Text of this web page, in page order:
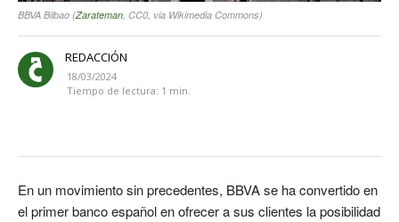
BBVA Bilbao (Zarateman, CC0, via Wikimedia Commons)
REDACCIÓN
18/03/2024
Tiempo de lectura: 1 min.
En un movimiento sin precedentes, BBVA se ha convertido en
el primer banco español en ofrecer a sus clientes la posibilidad